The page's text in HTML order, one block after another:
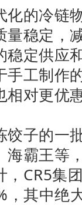
化的冷链
量稳定，
稳定供应
手工制作
相对更优
饺子的一
海霸王等
，CR5集
，其中绝